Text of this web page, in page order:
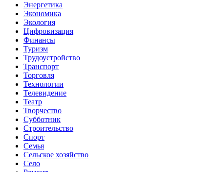
Энергетика
Экономика
Экология
Цифровизация
Финансы
Туризм
Трудоустройство
Транспорт
Торговля
Технологии
Телевидение
Театр
Творчество
Субботник
Строительство
Спорт
Семья
Сельское хозяйство
Село